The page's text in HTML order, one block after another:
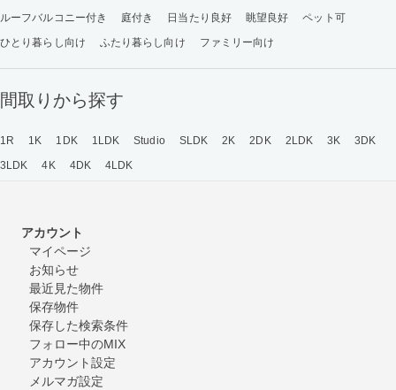
ルーフバルコニー付き 庭付き 日当たり良好 眺望良好
ペット可
ひとり暮らし向け
ふたり暮らし向け ファミリー向け
間取りから探す
1R 1K 1DK 1LDK Studio SLDK 2K 2DK 2LDK 3K
3DK
3LDK
4K 4DK 4LDK
アカウント
マイページ
お知らせ
最近見た物件
保存物件
保存した検索条件
フォロー中のMIX
アカウント設定
メルマガ設定